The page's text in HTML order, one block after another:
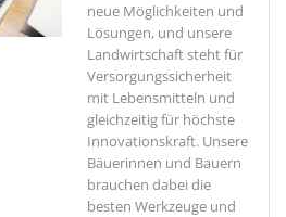
neue Möglichkeiten und
Lösungen, und unsere
Landwirtschaft steht für
Versorgungssicherheit
mit Lebensmitteln und
gleichzeitig für höchste
Innovationskraft. Unsere
Bäuerinnen und Bauern
brauchen dabei die
besten Werkzeuge und